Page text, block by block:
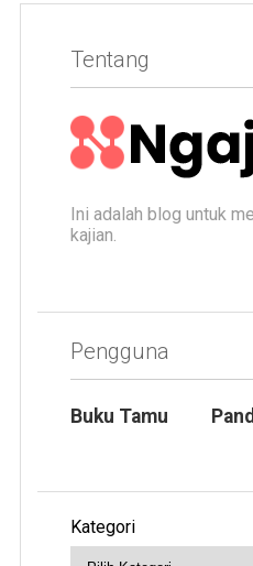
Tentang
Ini adalah blog untuk
kajian.
Pengguna
Buku Tamu
Kategori